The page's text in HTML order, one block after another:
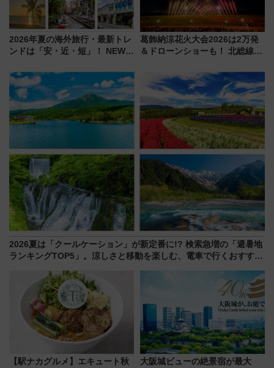
2026年夏の海外旅行・最新トレ
ンドは「安・近・短」！ NEWT
渡航先TOP5とは？ 円安時代の
旅行術
葛飾納涼花火大会2026は2万発
＆ドローンショーも！ 北総線を
車、観覧スポット情報と周辺観
光まとめ（7/28開催）
2026夏は「クールケーション」が新定番に!? 検索急増の「避暑地
ランキングTOP5」。涼しさと移動を楽しむ、電車で行くおすすめ
【駅ナカグルメ】エキュート秋 大阪城ビューの絶景宿が最大